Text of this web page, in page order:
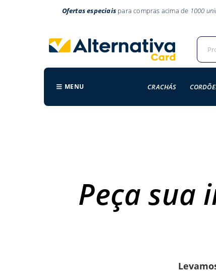
Ofertas especiaispara compras acima de 1000
MENU CRACHÁS
Peça sua